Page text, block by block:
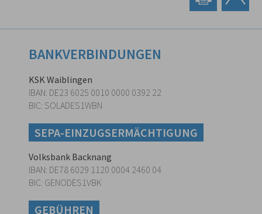
BANKVERBINDUNGEN
KSK Waiblingen
IBAN: DE23 6025 0010 0000 0392 22
BIC: SOLADES1WBN
SEPA-EINZUGSERMÄCHTIGUNG
Volksbank Backnang
IBAN: DE78 6029 1120 0004 2460 04
BIC: GENODES1VBK
GEBÜHREN